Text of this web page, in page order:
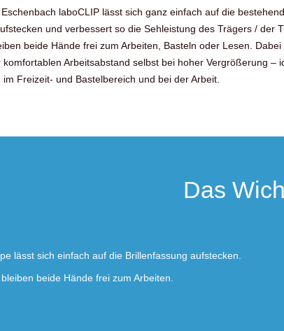
laboCLIP lässt sich ganz einfach auf die
und verbessert so die Sehleistung des Trägers / der
beide Hände frei zum Arbeiten, Basteln oder Lesen.
komfortablen Arbeitsabstand selbst bei hoher Vergrößerung –
Freizeit- und Bastelbereich und bei der Arbeit.
Das
lässt sich einfach auf die Brillenfassung aufstecken.
beide Hände frei zum Arbeiten.